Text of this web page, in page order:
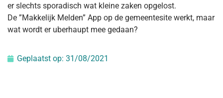
er slechts sporadisch wat kleine zaken opgelost.
De ”Makkelijk Melden” App op de gemeentesite werkt, maar
wat wordt er uberhaupt mee gedaan?
Geplaatst op: 31/08/2021